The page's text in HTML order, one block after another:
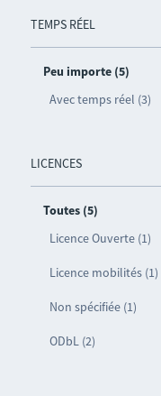
TEMPS RÉEL
Peu importe (5)
Avec temps réel (3)
LICENCES
Toutes (5)
Licence Ouverte (1)
Licence mobilités (1)
Non spécifiée (1)
ODbL (2)